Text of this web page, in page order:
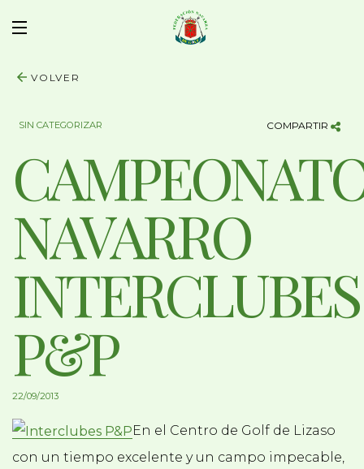
VOLVER
SIN CATEGORIZAR COMPARTIR
NAVARRO
INTERCLUBES
P&P
22/09/2013
En el Centro de Golf de Lizaso
con un tiempo excelente y un campo impecable,